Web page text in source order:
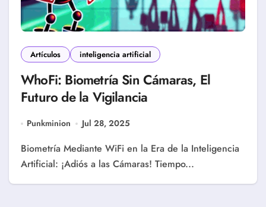
Artículos inteligencia artificial
WhoFi: Biometría Sin Cámaras, El
Futuro de la Vigilancia
Punkminion Jul 28, 2025
Biometría Mediante WiFi en la Era de la Inteligencia
Artificial: ¡Adiós a las Cámaras! Tiempo...